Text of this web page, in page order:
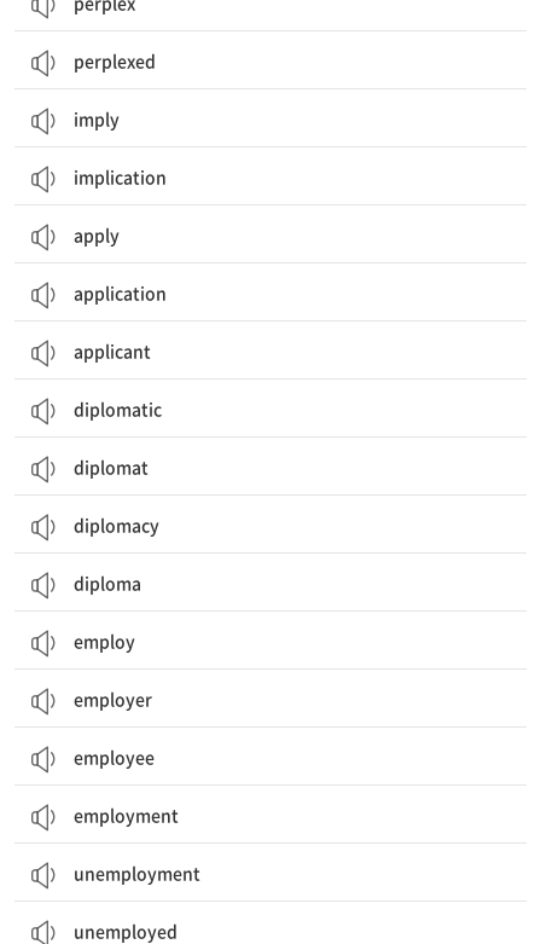
perplexed
imply
implication
apply
application
applicant
diplomatic
diplomat
diplomacy
diploma
employ
employer
employee
employment
unemployment
unemployed